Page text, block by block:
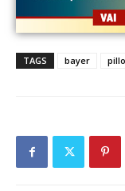
TAGS bayer